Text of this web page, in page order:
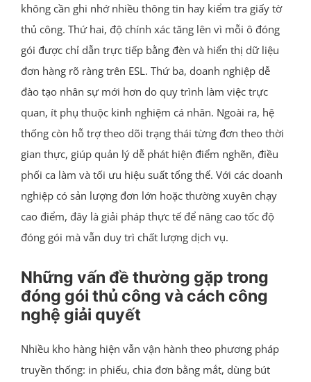
không cần ghi nhớ nhiều thông tin hay kiểm tra giấy tờ
thủ công. Thứ hai, độ chính xác tăng lên vì mỗi ô đóng
gói được chỉ dẫn trực tiếp bằng đèn và hiển thị dữ liệu
đơn hàng rõ ràng trên ESL. Thứ ba, doanh nghiệp dễ
đào tạo nhân sự mới hơn do quy trình làm việc trực
quan, ít phụ thuộc kinh nghiệm cá nhân. Ngoài ra, hệ
thống còn hỗ trợ theo dõi trạng thái từng đơn theo thời
gian thực, giúp quản lý dễ phát hiện điểm nghẽn, điều
phối ca làm và tối ưu hiệu suất tổng thể. Với các doanh
nghiệp có sản lượng đơn lớn hoặc thường xuyên chạy
cao điểm, đây là giải pháp thực tế để nâng cao tốc độ
đóng gói mà vẫn duy trì chất lượng dịch vụ.
Những vấn đề thường gặp trong
đóng gói thủ công và cách công
nghệ giải quyết
Nhiều kho hàng hiện vẫn vận hành theo phương pháp
truyền thống: in phiếu, chia đơn bằng mắt, dùng bút